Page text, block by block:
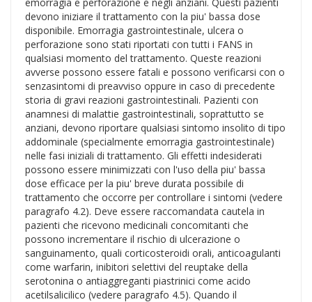
devono iniziare il trattamento con la piu' bassa dose
disponibile. Emorragia gastrointestinale, ulcera o
perforazione sono stati riportati con tutti i FANS in
qualsiasi momento del trattamento. Queste reazioni
avverse possono essere fatali e possono verificarsi con o
senzasintomi di preavviso oppure in caso di precedente
storia di gravi reazioni gastrointestinali. Pazienti con
anamnesi di malattie gastrointestinali, soprattutto se
anziani, devono riportare qualsiasi sintomo insolito di tipo
addominale (specialmente emorragia gastrointestinale)
nelle fasi iniziali di trattamento. Gli effetti indesiderati
possono essere minimizzati con l'uso della piu' bassa
dose efficace per la piu' breve durata possibile di
trattamento che occorre per controllare i sintomi (vedere
paragrafo 4.2). Deve essere raccomandata cautela in
pazienti che ricevono medicinali concomitanti che
possono incrementare il rischio di ulcerazione o
sanguinamento, quali corticosteroidi orali, anticoagulanti
come warfarin, inibitori selettivi del reuptake della
serotonina o antiaggreganti piastrinici come acido
acetilsalicilico (vedere paragrafo 4.5). Quando il